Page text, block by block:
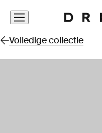
Navigatie
Volledige collectie